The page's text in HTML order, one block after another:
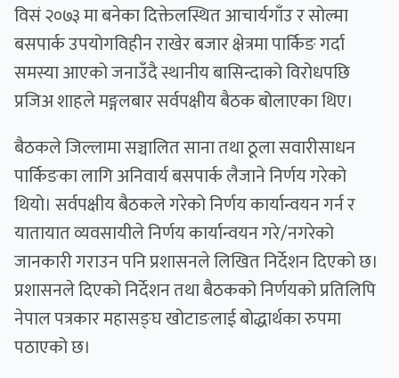
विसं २०७३ मा बनेका दिक्तेलस्थित आचार्यगाँउ र सोल्मा
बसपार्क उपयोगविहीन राखेर बजार क्षेत्रमा पार्किङ गर्दा
समस्या आएको जनाउँदै स्थानीय बासिन्दाको विरोधपछि
प्रजिअ शाहले मङ्गलबार सर्वपक्षीय बैठक बोलाएका थिए।
बैठकले जिल्लामा सञ्चालित साना तथा ठूला सवारीसाधन
पार्किङका लागि अनिवार्य बसपार्क लैजाने निर्णय गरेको
थियो। सर्वपक्षीय बैठकले गरेको निर्णय कार्यान्वयन गर्न र
यातायात व्यवसायीले निर्णय कार्यान्वयन गरे/नगरेको
जानकारी गराउन पनि प्रशासनले लिखित निर्देशन दिएको छ।
प्रशासनले दिएको निर्देशन तथा बैठकको निर्णयको प्रतिलिपि
नेपाल पत्रकार महासङ्घ खोटाङलाई बोद्धार्थका रुपमा
पठाएको छ।